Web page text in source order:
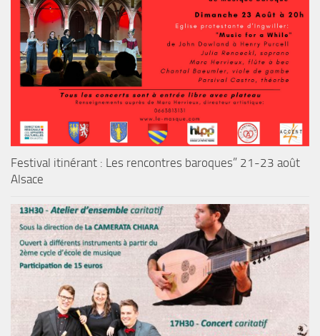
Festival itinérant : Les rencontres baroques” 21-23 août
Alsace